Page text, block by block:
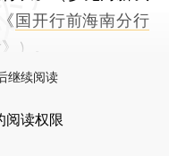
国开行前海南分行
》）。
继续阅读
阅读权限